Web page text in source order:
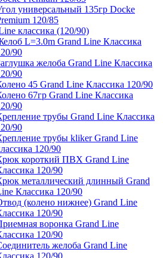
универсальный 135гр Docke
120/85
классика (120/90)
L=3.0m Grand Line Классика
90
желоба Grand Line Классика
90
45 Grand Line Классика 120/90
67гр Grand Line Классика
90
трубы Grand Line Классика
90
трубы kliker Grand Line
120/90
короткий ПВХ Grand Line
120/90
металлический длинный Grand
Классика 120/90
(колено нижнее) Grand Line
120/90
воронка Grand Line
120/90
желоба Grand Line
120/90